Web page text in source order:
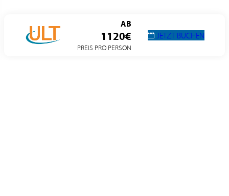
AB
1120€
PREIS PRO PERSON
JETZT BUCHEN